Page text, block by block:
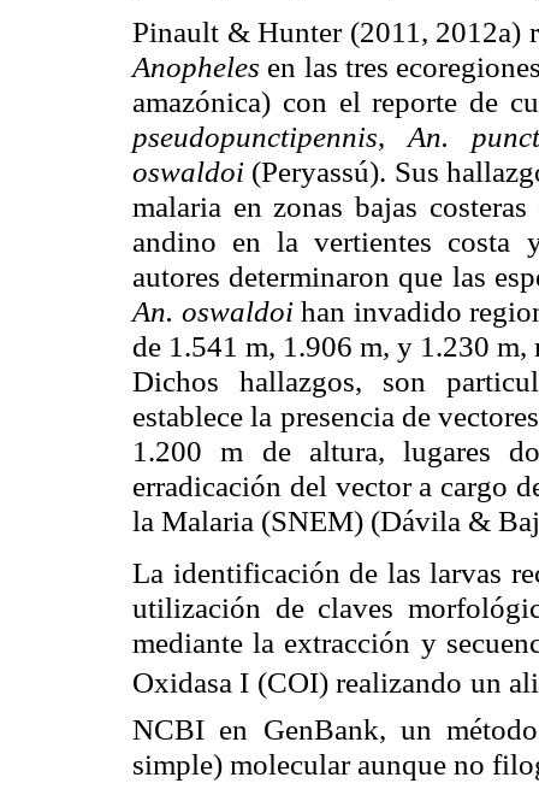
Pinault & Hunter (2011, 2012a)
Anopheles en las tres
amazónica) con el reporte de
pseudopunctipennis,An.
oswaldoi (Peryassú). Sus
malaria en zonas bajas
andino en la vertientes costa
autores determinaron que las
An. oswaldoi han invadido
de 1.541 m, 1.906 m, y 1.230
Dichos hallazgos, son
establece la presencia de
1.200 m de altura, lugares
erradicación del vector a cargo
la Malaria (SNEM) (Dávila &
La identificación de las larvas
utilización de claves
mediante la extracción y
Oxidasa I (COI) realizando un
NCBI en GenBank, un
simple) molecular aunque no